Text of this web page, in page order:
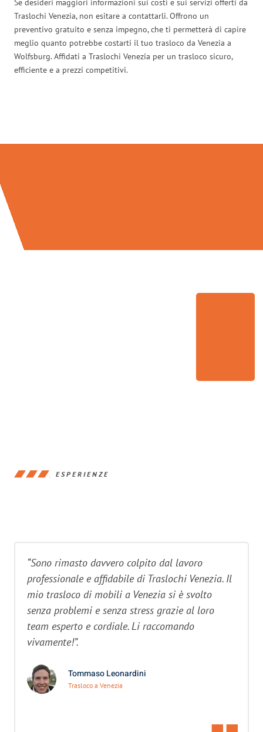
Se desideri maggiori informazioni sui costi e sui servizi offerti da
Traslochi Venezia, non esitare a contattarli. Offrono un
preventivo gratuito e senza impegno, che ti permetterà di capire
meglio quanto potrebbe costarti il tuo trasloco da Venezia a
Wolfsburg. Affidati a Traslochi Venezia per un trasloco sicuro,
efficiente e a prezzi competitivi.
ESPERIENZE
“Sono rimasto davvero colpito dal lavoro
professionale e affidabile di Traslochi Venezia. Il
mio trasloco di mobili a Venezia si è svolto
senza problemi e senza stress grazie al loro
team esperto e cordiale. Li raccomando
vivamente!”.
Tommaso Leonardini
Trasloco a Venezia